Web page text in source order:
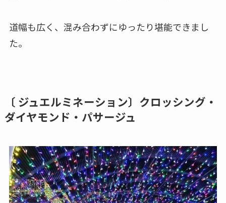
道幅も広く、混み合わずにゆったり堪能できまし
た。
〔 ジュエルミネーション〕クロッシング・
ダイヤモンド・パサージュ